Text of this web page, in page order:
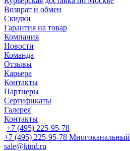
Возврат и обмен
Скидки
Гарантия на товар
Компания
Новости
Команда
Отзывы
Карьера
Контакты
Партнеры
Сертификаты
Галерея
Контакты
+7 (495) 225-95-78
+7 (495) 225-95-78 Многоканальный
sale@ktnd.ru